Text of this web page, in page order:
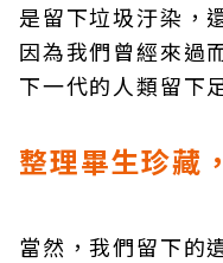
是留下垃圾汙染，
因為我們曾經來過
下一代的人類留下
整理畢生珍藏
當然，我們留下的